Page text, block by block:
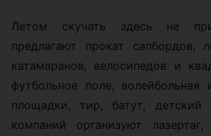
Летом скучать здесь не
предлагают прокат сапбордов,
катамаранов, велосипедов и
футбольное поле, волейбольная
площадки, тир, батут,
компаний организуют